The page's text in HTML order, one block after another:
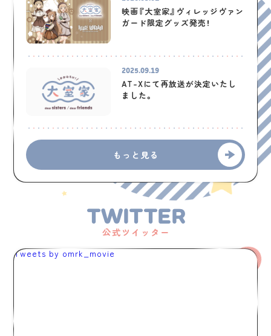
映画『大室家』ヴィレッジヴァン
ガード限定グッズ発売！
2025.09.19
AT-Xにて再放送が決定いたし
ました。
もっと見る
TWITTER
公式ツイッター
Tweets by omrk_movie